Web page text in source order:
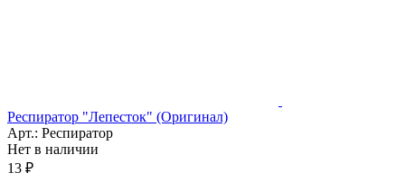
Респиратор "Лепесток" (Оригинал)
Арт.: Респиратор
Нет в наличии
13 ₽